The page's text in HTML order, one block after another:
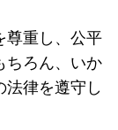
尊重し、公平
ちろん、いか
律を遵守し